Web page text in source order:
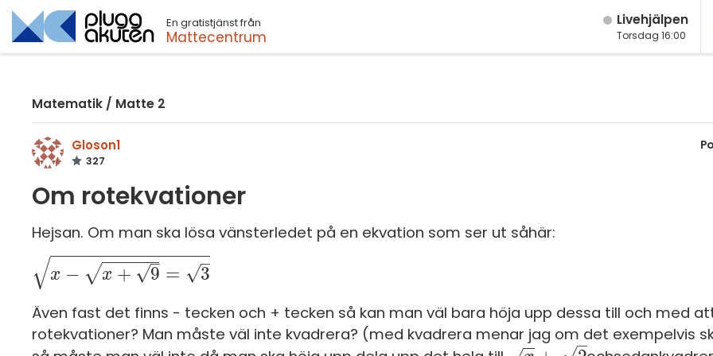
En gratistjänst från
Mattecentrum
Live­hjälpen
Torsdag 16:00
Matematik / Matte 2
Gloson1
327
Om rotekvationer
Hejsan. Om man ska lösa vänsterledet på en ekvation som ser ut såhär:
x − x + 9
–
√
− −
−−−−
√ = 3
–
√
− −
−−−−−−−−−−−−−−
√
x- x+ 9= 3
Även fast det finns - tecken och + tecken så kan man väl bara höja upp dessa till och med
rotekvationer? Man måste väl inte kvadrera? (med kvadrera menar jag om det exempelvis
−
− –
Sök